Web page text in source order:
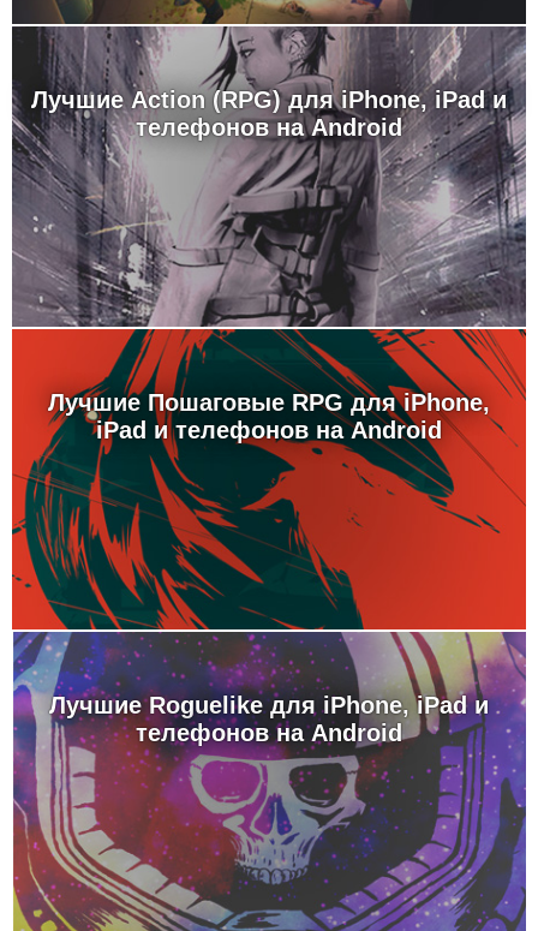
Лучшие Action (RPG) для iPhone, iPad и
телефонов на Android
Лучшие Пошаговые RPG для iPhone,
iPad и телефонов на Android
Лучшие Roguelike для iPhone, iPad и
телефонов на Android